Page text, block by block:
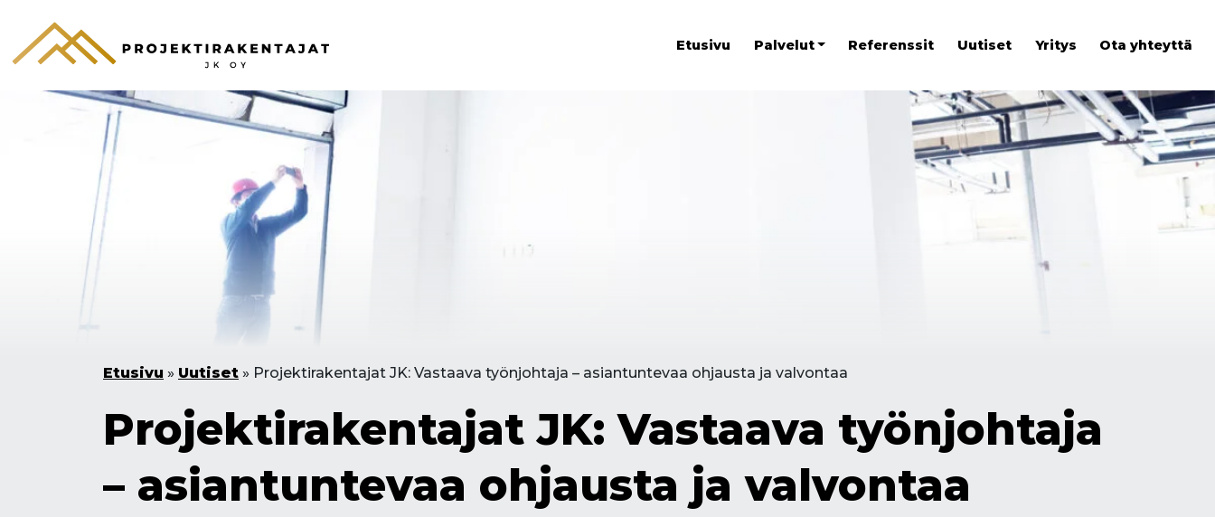
Etusivu Palvelut Referenssit Uutiset Yritys Ota yhteyttä
Etusivu » Uutiset » Projektirakentajat JK: Vastaava työnjohtaja – asiantuntevaa ohjausta ja valvontaa
Projektirakentajat JK: Vastaava työnjohtaja
– asiantuntevaa ohjausta ja valvontaa